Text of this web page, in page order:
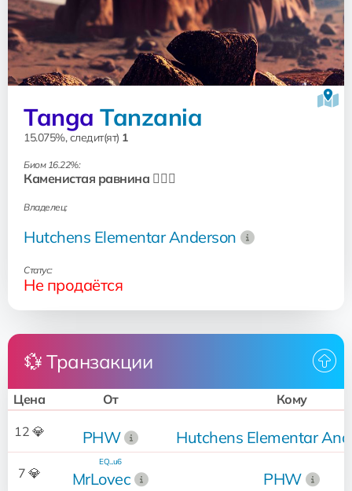
Tanga Tanzania
15.075%, следит(ят) 1
Биом 16.22%:
Каменистая равнина 🧗🏻‍♂️
Владелец:
Hutchens Elementar Anderson
Статус:
Не продаётся
💱 Транзакции
Цена От Кому
12 💎 PHW Hutchens Elementar
7 💎 MrLovec
EQ...u6
PHW